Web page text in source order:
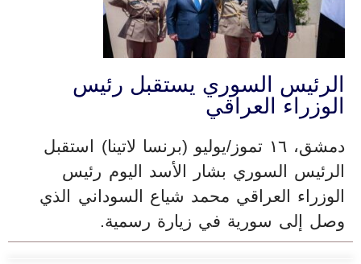
الرئيس السوري يستقبل رئيس
الوزراء العراقي
دمشق، ١٦ تموز/يوليو (برنسا لاتينا) استقبل
الرئيس السوري بشار الأسد اليوم رئيس
الوزراء العراقي محمد شياع السوداني الذي
وصل إلى سورية في زيارة رسمية.